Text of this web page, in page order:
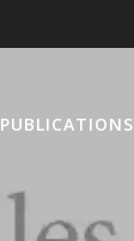
PUBLICATIONS